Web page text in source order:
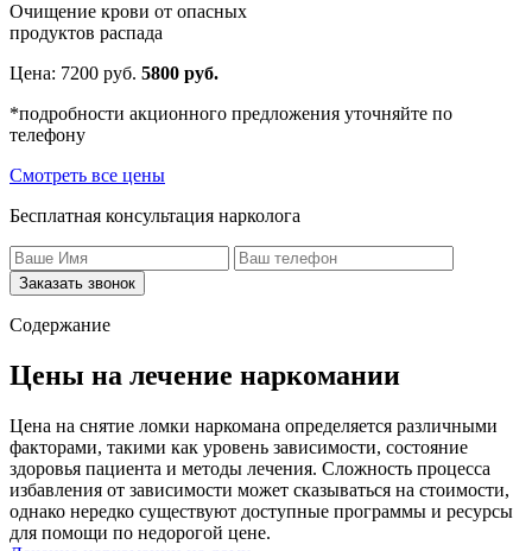
Очищение крови от опасных
продуктов распада
Цена: 7200 руб. 5800 руб.
*подробности акционного предложения уточняйте по
телефону
Смотреть все цены
Бесплатная консультация нарколога
Заказать звонок
Содержание
Цены на лечение наркомании
Цена на снятие ломки наркомана определяется различными
факторами, такими как уровень зависимости, состояние
здоровья пациента и методы лечения. Сложность процесса
избавления от зависимости может сказываться на стоимости,
однако нередко существуют доступные программы и ресурсы
для помощи по недорогой цене.